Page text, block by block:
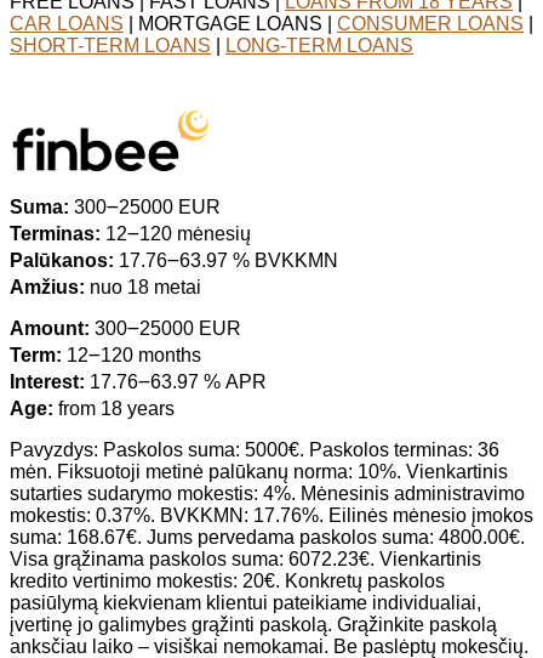
CAR LOANS | MORTGAGE LOANS | CONSUMER LOANS
SHORT-TERM LOANS
LONG-TERM LOANS
Suma: 300౼25000 EUR
Terminas: 12౼120 mėnesių
Palūkanos: 17.76౼63.97 % BVKKMN
Amžius: nuo 18 metai
Amount: 300౼25000 EUR
Term: 12౼120 months
Interest: 17.76౼63.97 % APR
Age: from 18 years
Pavyzdys: Paskolos suma: 5000€. Paskolos terminas: 36
mėn. Fiksuotoji metinė palūkanų norma: 10%. Vienkartinis
sutarties sudarymo mokestis: 4%. Mėnesinis administravimo
mokestis: 0.37%. BVKKMN: 17.76%. Eilinės mėnesio įmokos
suma: 168.67€. Jums pervedama paskolos suma: 4800.00€.
Visa grąžinama paskolos suma: 6072.23€. Vienkartinis
kredito vertinimo mokestis: 20€. Konkretų paskolos
pasiūlymą kiekvienam klientui pateikiame individualiai,
įvertinę jo galimybes grąžinti paskolą. Grąžinkite paskolą
anksčiau laiko – visiškai nemokamai. Be paslėptų mokesčių.